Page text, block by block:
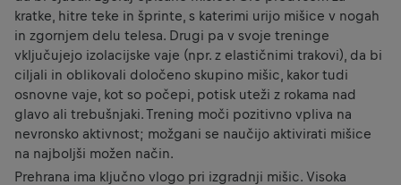
kratke, hitre teke in šprinte, s katerimi urijo mišice v nogah
in zgornjem delu telesa. Drugi pa v svoje treninge
vključujejo izolacijske vaje (npr. z elastičnimi trakovi), da bi
ciljali in oblikovali določeno skupino mišic, kakor tudi
osnovne vaje, kot so počepi, potisk uteži z rokama nad
glavo ali trebušnjaki. Trening moči pozitivno vpliva na
nevronsko aktivnost; možgani se naučijo aktivirati mišice
na najboljši možen način.
Prehrana ima ključno vlogo pri izgradnji mišic. Visoka